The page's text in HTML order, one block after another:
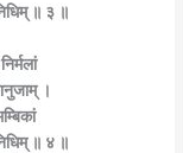
॥ ३ ॥
।
॥ ४ ॥